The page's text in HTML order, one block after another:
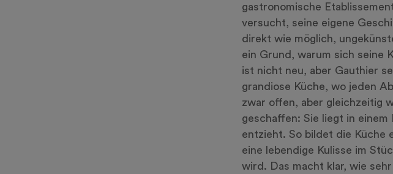
gastronomische
versucht, seine eigene
direkt wie möglich,
ein Grund, warum sich seine
ist nicht neu, aber Gauthier
grandiose Küche, wo jeden
zwar offen, aber gleichzeitig
geschaffen: Sie liegt in
entzieht. So bildet die Küche
eine lebendige Kulisse im
wird. Das macht klar, wie